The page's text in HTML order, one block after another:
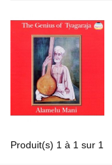
Produit(s) 1 à 1 sur 1